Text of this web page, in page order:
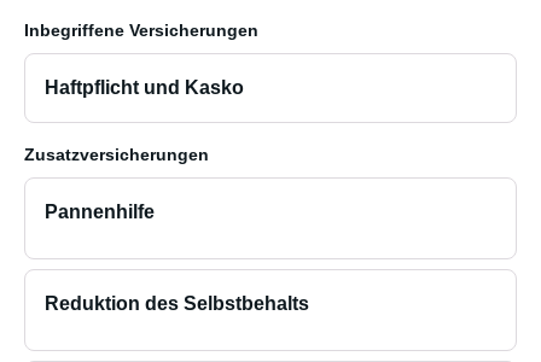
Inbegriffene Versicherungen
Haftpflicht und Kasko
Zusatzversicherungen
Pannenhilfe
Reduktion des Selbstbehalts